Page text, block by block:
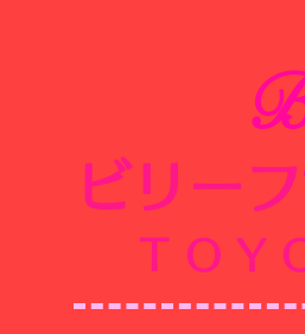
ビリー